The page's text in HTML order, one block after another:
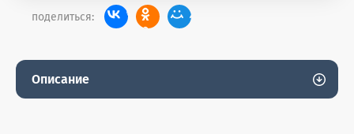
поделиться:
Описание